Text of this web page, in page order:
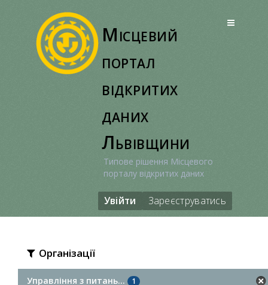
Місцевий
портал
відкритих
даних
Львівщини
Типове рішення Місцевого
порталу відкритих даних
Увійти Зареєструватись
Організації
Управління з питань... 1